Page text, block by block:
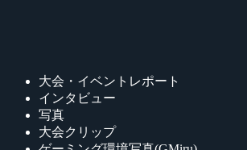
大会・イベントレポート
インタビュー
写真
大会クリップ